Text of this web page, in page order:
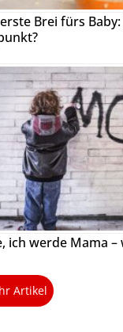
Brei fürs
ich werde Mama –
Artikel